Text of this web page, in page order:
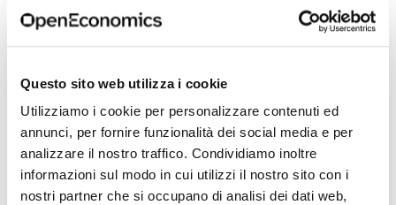
Questo sito web utilizza i cookie
Utilizziamo i cookie per personalizzare contenuti ed
annunci, per fornire funzionalità dei social media e per
analizzare il nostro traffico. Condividiamo inoltre
informazioni sul modo in cui utilizzi il nostro sito con i
nostri partner che si occupano di analisi dei dati web,
VALUTAZIONI DI IMPATTO
Quando manca la Nazionale, manca
qualcosa a tutti